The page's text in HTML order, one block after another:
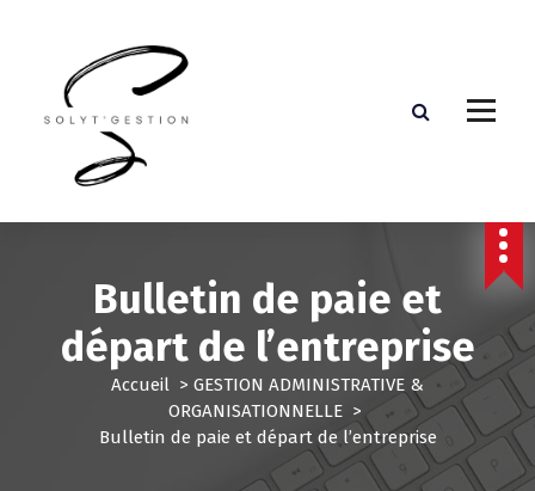
Bulletin de paie et
départ de l’entreprise
Accueil > GESTION ADMINISTRATIVE &
ORGANISATIONNELLE >
Bulletin de paie et départ de l’entreprise